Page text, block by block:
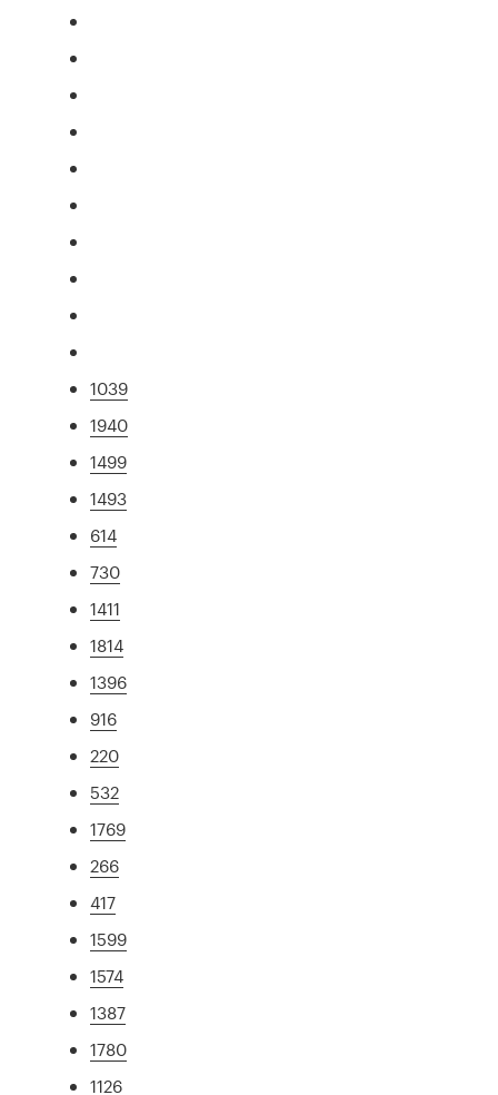
1039
1940
1499
1493
614
730
1411
1814
1396
916
220
532
1769
266
417
1599
1574
1387
1780
1126